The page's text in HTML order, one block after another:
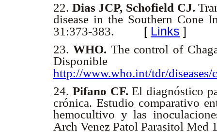
22. Dias JCP, Schofield CJ.
disease in the Southern Cone
31:373-383.
[ Links ]
23. WHO. The control of
http://www.who.int/tdr/diseases/
24. Pifano CF. El diagnóstico
crónica. Estudio comparativo
hemocultivo y las
Arch Venez Patol Parasitol Med